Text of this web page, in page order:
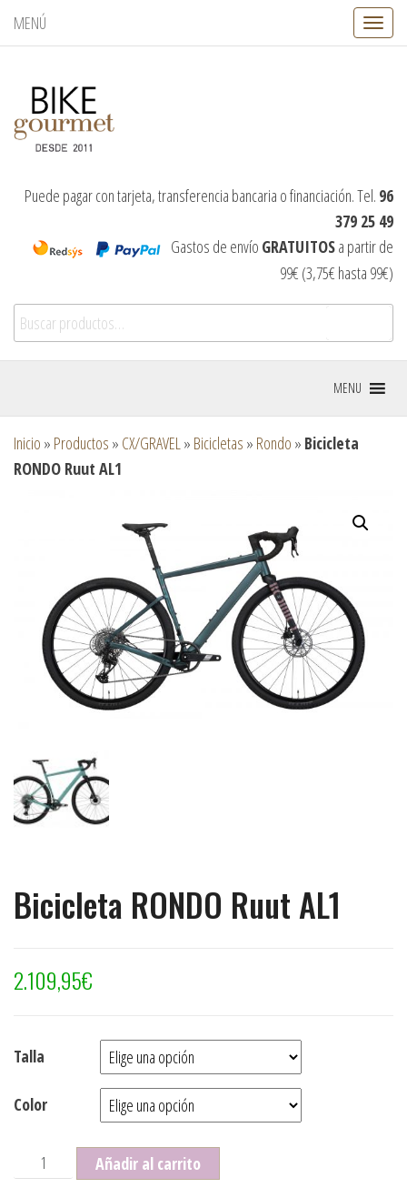
MENÚ
C
a
e
g
a
i
Puede pagar con tarjeta, transferencia bancaria o financiación. Tel. 96
379 25 49
Gastos de envío GRATUITOSa partir de
99€ (3,75€ hasta 99€)
MENU
Inicio » Productos » CX/GRAVEL » Bicicletas » Rondo » Bicicleta
RONDO Ruut AL1
Bicicleta RONDO Ruut AL1
2.109,95€
Talla
Color
Bicicleta RONDO Ruut AL1 cantidad
Añadir al carrito